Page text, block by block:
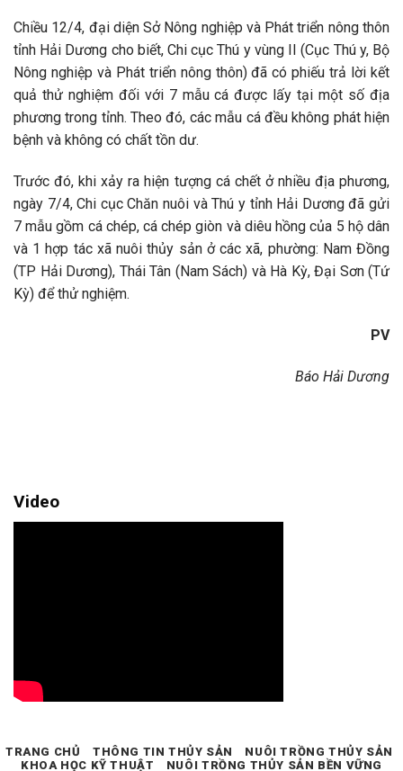
Chiều 12/4, đại diện Sở Nông nghiệp và Phát triển nông thôn
tỉnh Hải Dương cho biết, Chi cục Thú y vùng II (Cục Thú y, Bộ
Nông nghiệp và Phát triển nông thôn) đã có phiếu trả lời kết
quả thử nghiệm đối với 7 mẫu cá được lấy tại một số địa
phương trong tỉnh. Theo đó, các mẫu cá đều không phát hiện
bệnh và không có chất tồn dư.
Trước đó, khi xảy ra hiện tượng cá chết ở nhiều địa phương,
ngày 7/4, Chi cục Chăn nuôi và Thú y tỉnh Hải Dương đã gửi
7 mẫu gồm cá chép, cá chép giòn và diêu hồng của 5 hộ dân
và 1 hợp tác xã nuôi thủy sản ở các xã, phường: Nam Đồng
(TP Hải Dương), Thái Tân (Nam Sách) và Hà Kỳ, Đại Sơn (Tứ
Kỳ) để thử nghiệm.
PV
Báo Hải Dương
Video
TRANG CHỦ THÔNG TIN THỦY SẢN
NUÔI TRỒNG THỦY SẢN
KHOA HỌC KỸ THUẬT
NUÔI TRỒNG THỦY SẢN BỀN VỮNG